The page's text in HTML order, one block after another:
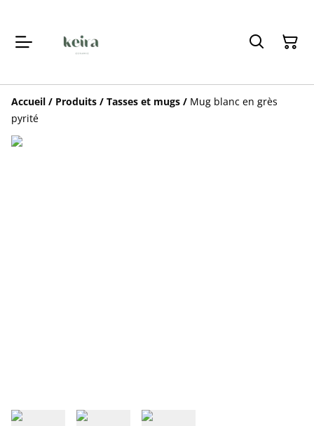
Accueil / Produits / Tasses et mugs / Mug blanc en grès
pyrité